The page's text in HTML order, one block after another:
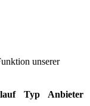
unserer
Typ Anbieter